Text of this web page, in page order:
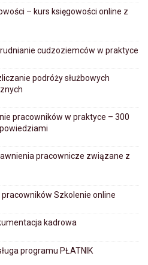
– kurs księgowości online z
cudzoziemców w praktyce
podróży służbowych
pracowników w praktyce – 300
pracownicze związane z
pracowników Szkolenie online
kadrowa
programu PŁATNIK